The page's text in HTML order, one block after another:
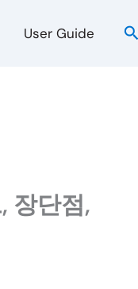
User Guide
검
장단점,